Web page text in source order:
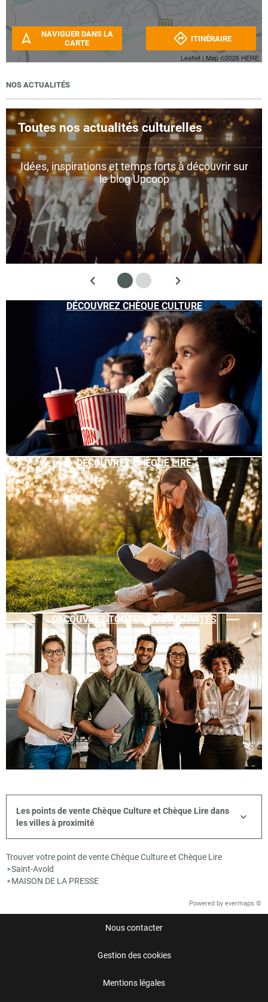
Leaflet | Map ©2026 HERE
NAVIGUER DANS LA
CARTE
ITINÉRAIRE
NOS ACTUALITÉS
Toutes nos actualités culturelles
Idées, inspirations et temps forts à découvrir sur
le blog Upcoop
DÉCOUVREZ CHÈQUE CULTURE
DÉCOUVREZ CHÈQUE LIRE
DÉCOUVREZ TOUTES NOS ACTIVITÉS
Les points de vente Chèque Culture et Chèque Lire dans
les villes à proximité
Trouver votre point de vente Chèque Culture et Chèque Lire
>Saint-Avold
> MAISON DE LA PRESSE
Powered by evermaps ©
Nous contacter
Gestion des cookies
Mentions légales